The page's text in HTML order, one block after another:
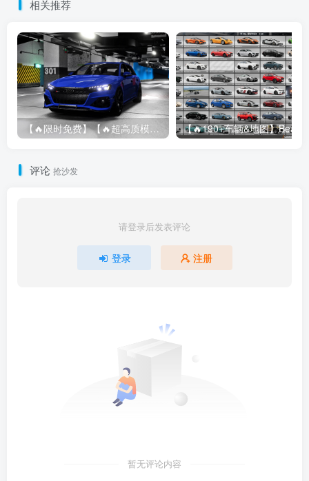
相关推荐
【🔥限时免费】【🔥超高质模组】2022 奥迪 A4/S4/RS4 Avant 2.61
评论 抢沙发
请登录后发表评论
登录 注册
暂无评论内容